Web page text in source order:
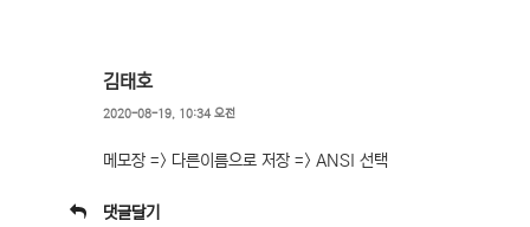
김태호
2020-08-19, 10:34 오전
메모장 => 다른이름으로 저장 => ANSI 선택
댓글달기